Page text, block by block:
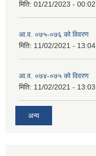
मिति: 01/21/2023 - 00:02
आ.व. ०७५-०७६ को विवरण
मिति: 11/02/2021 - 13:04
आ.व. ०७४-०७५ को विवरण
मिति: 11/02/2021 - 13:03
अन्य